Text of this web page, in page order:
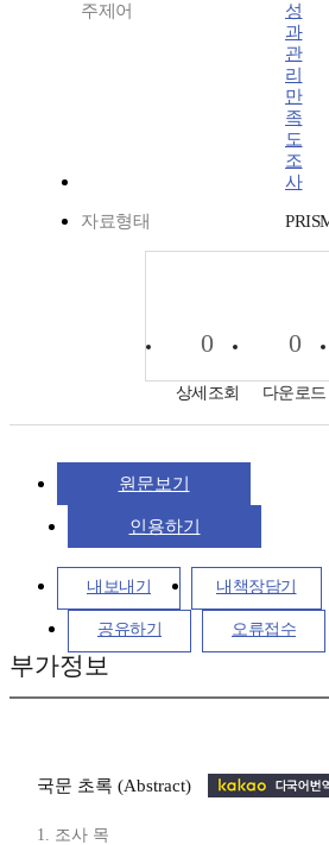
주제어
성
과
관
리
만
족
도
조
사
자료형태
0
상세조회
0
다운로드
원문보기
인용하기
내보내기 내책장담기
공유하기 오류접수
부가정보
국문 초록 (Abstract)
1. 조사 목